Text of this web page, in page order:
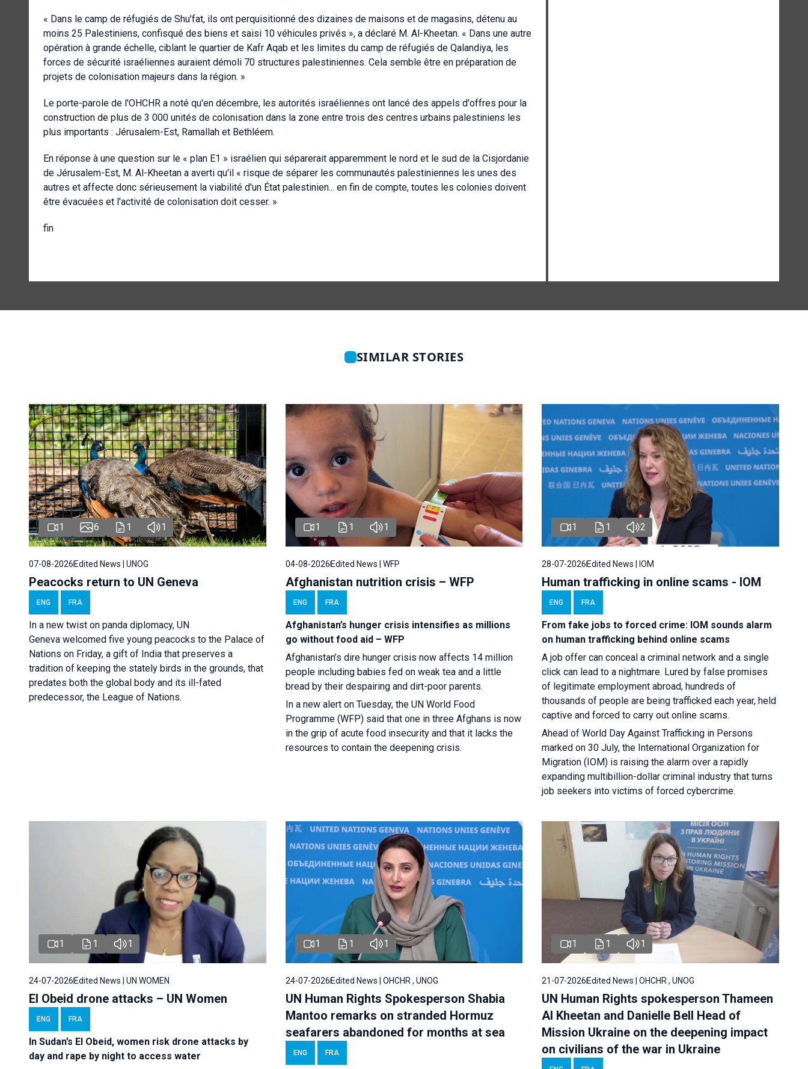
« Dans le camp de réfugiés de Shu'fat, ils ont perquisitionné des dizaines de maisons et de magasins, détenu au
moins 25 Palestiniens, confisqué des biens et saisi 10 véhicules privés », a déclaré M. Al-Kheetan. « Dans une autre
opération à grande échelle, ciblant le quartier de Kafr Aqab et les limites du camp de réfugiés de Qalandiya, les
forces de sécurité israéliennes auraient démoli 70 structures palestiniennes. Cela semble être en préparation de
projets de colonisation majeurs dans la région. »
Le porte-parole de l'OHCHR a noté qu'en décembre, les autorités israéliennes ont lancé des appels d'offres pour la
construction de plus de 3 000 unités de colonisation dans la zone entre trois des centres urbains palestiniens les
plus importants : Jérusalem-Est, Ramallah et Bethléem.
En réponse à une question sur le « plan E1 » israélien qui séparerait apparemment le nord et le sud de la Cisjordanie
de Jérusalem-Est, M. Al-Kheetan a averti qu'il « risque de séparer les communautés palestiniennes les unes des
autres et affecte donc sérieusement la viabilité d'un État palestinien... en fin de compte, toutes les colonies doivent
être évacuées et l'activité de colonisation doit cesser. »
fin
SIMILAR STORIES
1 6 1 1
07-08-2026Edited News | UNOG
Peacocks return to UN Geneva
ENG FRA
In a new twist on panda diplomacy, UN
Geneva welcomed five young peacocks to the Palace of
Nations on Friday, a gift of India that preserves a
tradition of keeping the stately birds in the grounds, that
predates both the global body and its ill-fated
predecessor, the League of Nations.
1 1 1
04-08-2026Edited News | WFP
Afghanistan nutrition crisis – WFP
ENG FRA
Afghanistan’s hunger crisis intensifies as millions
go without food aid – WFP
Afghanistan’s dire hunger crisis now affects 14 million
people including babies fed on weak tea and a little
bread by their despairing and dirt-poor parents.
In a new alert on Tuesday, the UN World Food
Programme (WFP) said that one in three Afghans is now
in the grip of acute food insecurity and that it lacks the
resources to contain the deepening crisis.
1 1 2
28-07-2026Edited News | IOM
Human trafficking in online scams - IOM
ENG FRA
From fake jobs to forced crime: IOM sounds alarm
on human trafficking behind online scams
A job offer can conceal a criminal network and a single
click can lead to a nightmare. Lured by false promises
of legitimate employment abroad, hundreds of
thousands of people are being trafficked each year, held
captive and forced to carry out online scams.
Ahead of World Day Against Trafficking in Persons
marked on 30 July, the International Organization for
Migration (IOM) is raising the alarm over a rapidly
expanding multibillion-dollar criminal industry that turns
job seekers into victims of forced cybercrime.
1 1 1
24-07-2026 Edited News | UN WOMEN
El Obeid drone attacks – UN Women
ENG FRA
In Sudan’s El Obeid, women risk drone attacks by
day and rape by night to access water
1 1 1
24-07-2026Edited News | OHCHR , UNOG
UN Human Rights Spokesperson Shabia
Mantoo remarks on stranded Hormuz
seafarers abandoned for months at sea
ENG FRA
1 1 1
21-07-2026Edited News | OHCHR , UNOG
UN Human Rights spokesperson Thameen
Al Kheetan and Danielle Bell Head of
Mission Ukraine on the deepening impact
on civilians of the war in Ukraine